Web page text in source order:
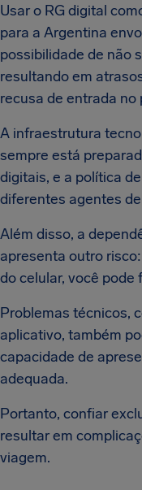
Usar o RG digital
para a Argentina
possibilidade de não
resultando em
recusa de entrada no
A infraestrutura
sempre está
digitais, e a política
diferentes agentes
Além disso, a
apresenta outro
do celular, você pode
Problemas técnicos,
aplicativo, também
capacidade de
adequada.
Portanto, confiar
resultar em
viagem.